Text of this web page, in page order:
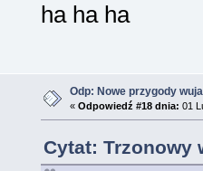
ha ha ha
Odp: Nowe przygody
« Odpowiedź #18 dnia: 01
Cytat: Trzonowy